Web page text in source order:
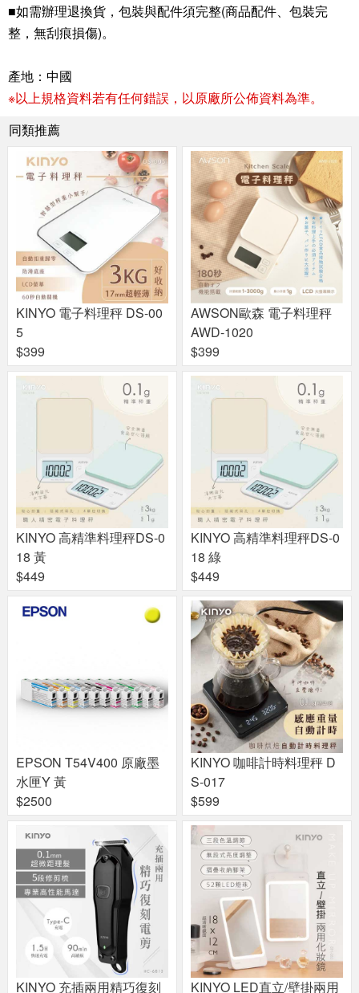
■如需辦理退換貨，包裝與配件須完整(商品配件、包裝完
整，無刮痕損傷)。
產地：中國
※以上規格資料若有任何錯誤，以原廠所公佈資料為準。
同類推薦
KINYO 電子料理秤 DS-00
5
$399
AWSON歐森 電子料理秤
AWD-1020
$399
KINYO 高精準料理秤DS-0
18 黃
$449
KINYO 高精準料理秤DS-0
18 綠
$449
EPSON T54V400 原廠墨
水匣Y 黃
$2500
KINYO 咖啡計時料理秤 D
S-017
$599
KINYO 充插兩用精巧復刻 KINYO LED直立/壁掛兩用